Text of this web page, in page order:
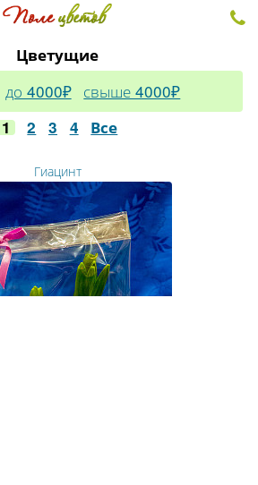
Цветущие
до 4000₽ свыше 4000₽
1 2 3 4 Все
Гиацинт